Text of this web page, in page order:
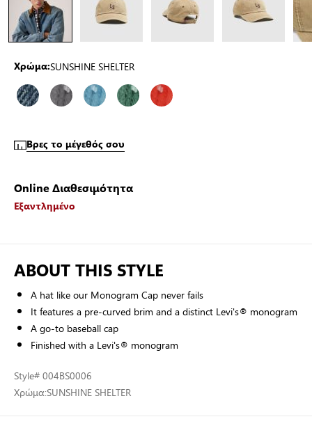
Χρώμα:SUNSHINE SHELTER
Βρες το μέγεθός σου
Online Διαθεσιμότητα
Εξαντλημένο
ABOUT THIS STYLE
A hat like our Monogram Cap never fails
It features a pre-curved brim and a distinct Levi's® monogram
A go-to baseball cap
Finished with a Levi's® monogram
Style# 004BS0006
Χρώμα:SUNSHINE SHELTER